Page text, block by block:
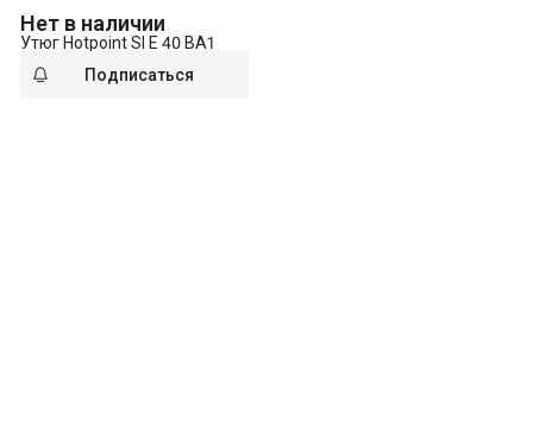
Нет в наличии
Утюг Hotpoint SI E 40 BA1
Подписаться